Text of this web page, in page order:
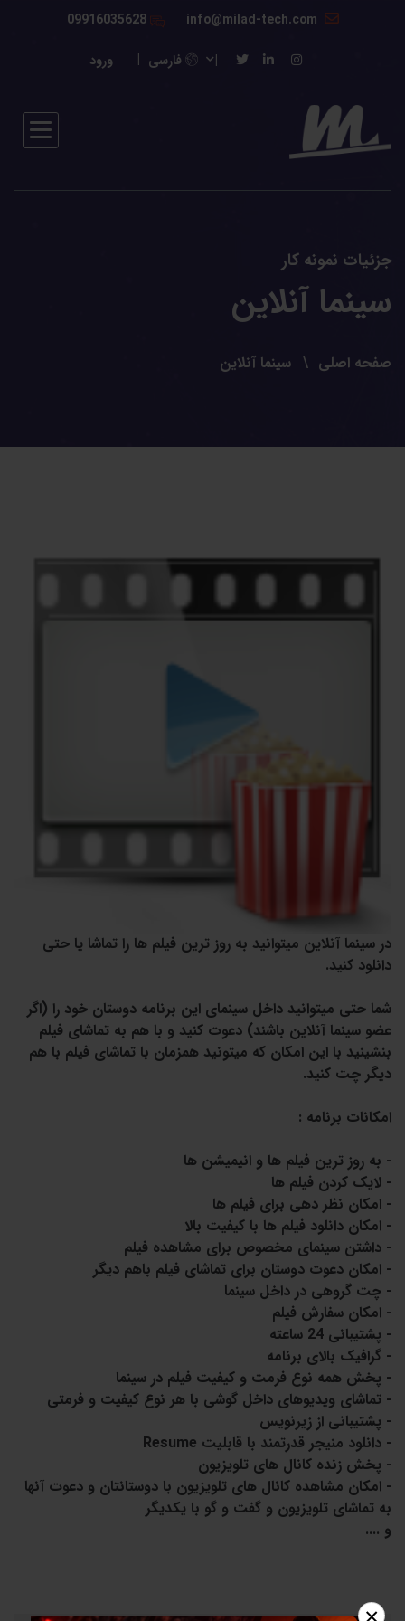
09916035628
فارسی ورود
جزئیات نمونه کار
سینما آنلاین
صفحه اصلی سینما آنلاین
در سینما آنلاین میتوانید به روز ترین فیلم ها را تماشا یا حتی
دانلود کنید.
شما حتی میتوانید داخل سینمای این برنامه دوستان خود را (اگر
عضو سینما آنلاین باشند) دعوت کنید و با هم به تماشای فیلم
بنشینید با این امکان که میتونید همزمان با تماشای فیلم با هم
دیگر چت کنید.
امکانات برنامه :
- به روز ترین فیلم ها و انیمیشن ها
- لایک کردن فیلم ها
- امکان نظر دهی برای فیلم ها
- امکان دانلود فیلم ها با کیفیت بالا
- داشتن سینمای مخصوص برای مشاهده فیلم
- امکان دعوت دوستان برای تماشای فیلم باهم دیگر
- چت گروهی در داخل سینما
- امکان سفارش فیلم
- پشتیبانی 24 ساعته
- گرافیک بالای برنامه
- پخش همه نوع فرمت و کیفیت فیلم در سینما
- تماشای ویدیوهای داخل گوشی با هر نوع کیفیت و فرمتی
- پشتیبانی از زیرنویس
- دانلود منیجر قدرتمند با قابلیت Resume
- پخش زنده کانال های تلویزیون
- امکان مشاهده کانال های تلویزیون با دوستانتان و دعوت آنها
به تماشای تلویزیون و گفت و گو با یکدیگر
و ....